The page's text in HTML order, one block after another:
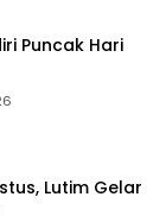
Puncak Hari
Lutim Gelar